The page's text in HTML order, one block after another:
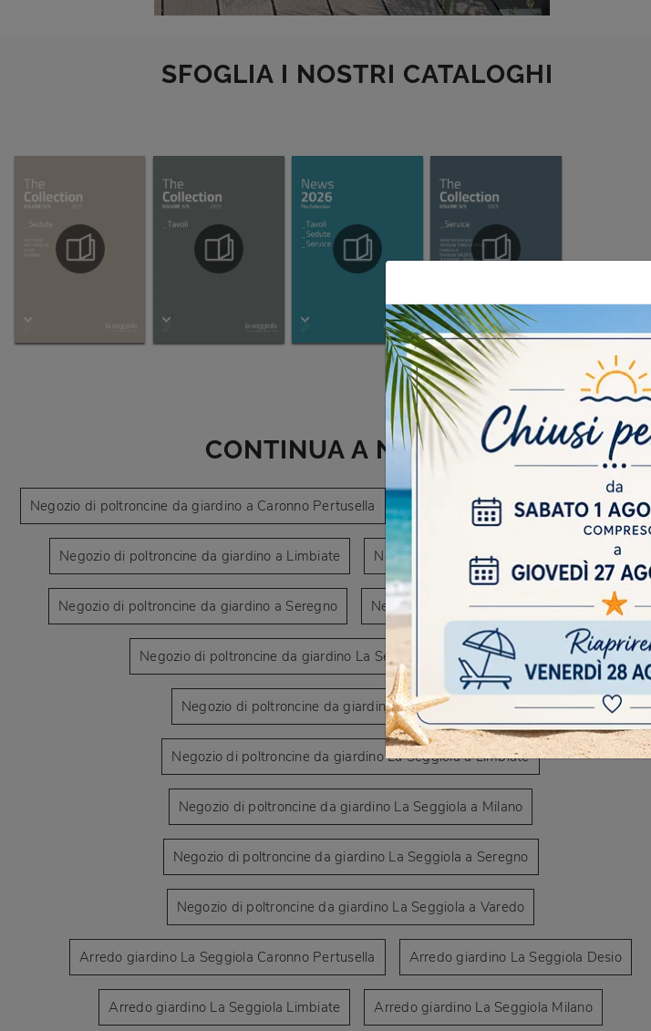
SFOGLIA I NOSTRI CATALOGHI
CONTINUA A NAVIGARE
Negozio di poltroncine da giardino a Caronno Pertusella Negozio di poltroncine da giardino a
Negozio di poltroncine da giardino a Limbiate Negozio di poltroncine da giardino a Milano
Negozio di poltroncine da giardino a Seregno Negozio di poltroncine da giardino a Varedo
Negozio di poltroncine da giardino La Seggiola a Caronno Pertusella
Negozio di poltroncine da giardino La Seggiola a Desio
Negozio di poltroncine da giardino La Seggiola a Limbiate
Negozio di poltroncine da giardino La Seggiola a Milano
Negozio di poltroncine da giardino La Seggiola a Seregno
Negozio di poltroncine da giardino La Seggiola a Varedo
Arredo giardino La Seggiola Caronno Pertusella Arredo giardino La Seggiola Desio
Arredo giardino La Seggiola Limbiate Arredo giardino La Seggiola Milano